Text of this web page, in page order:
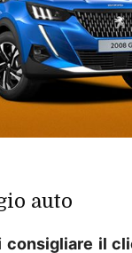
auto
consigliare il